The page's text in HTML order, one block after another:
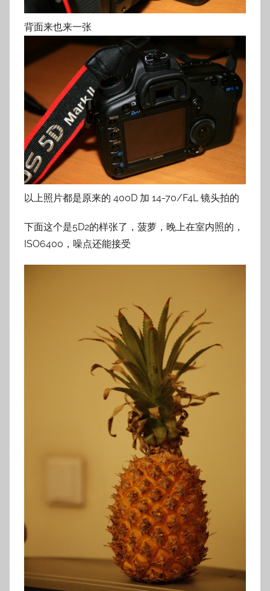
背面来也来一张
以上照片都是原来的 400D 加 14-70/F4L 镜头拍的
下面这个是5D2的样张了，菠萝，晚上在室内照的，
ISO6400，噪点还能接受